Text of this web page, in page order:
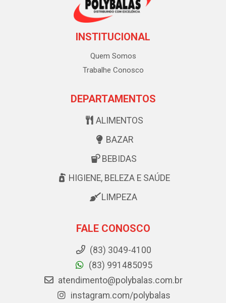
INSTITUCIONAL
Quem Somos
Trabalhe Conosco
DEPARTAMENTOS
ALIMENTOS
BAZAR
BEBIDAS
HIGIENE, BELEZA E SAÚDE
LIMPEZA
FALE CONOSCO
(83) 3049-4100
(83) 991485095
atendimento@polybalas.com.br
instagram.com/polybalas